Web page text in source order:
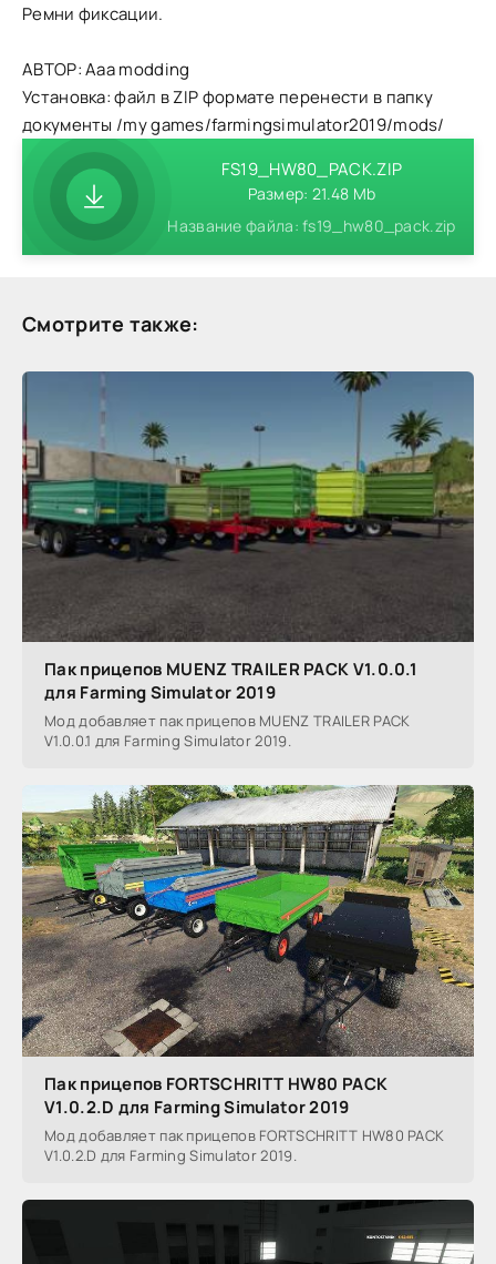
Ремни фиксации.
АВТОР: Aaa modding
Установка: файл в ZIP формате перенести в папку
документы /my games/farmingsimulator2019/mods/
FS19_HW80_PACK.ZIP
Размер: 21.48 Mb
Название файла: fs19_hw80_pack.zip
Смотрите также:
Пак прицепов MUENZ TRAILER PACK V1.0.0.1
для Farming Simulator 2019
Мод добавляет пак прицепов MUENZ TRAILER PACK
V1.0.0.1 для Farming Simulator 2019.
Пак прицепов FORTSCHRITT HW80 PACK
V1.0.2.D для Farming Simulator 2019
Мод добавляет пак прицепов FORTSCHRITT HW80 PACK
V1.0.2.D для Farming Simulator 2019.